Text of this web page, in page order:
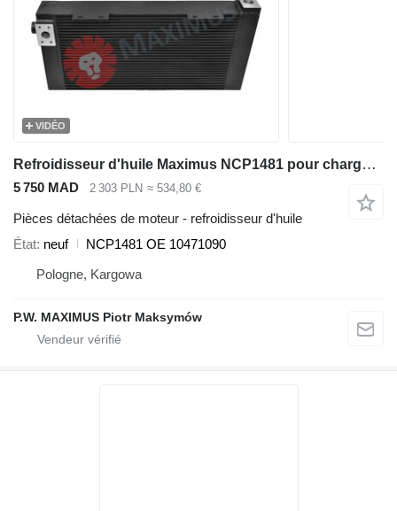
VIDÉO
Refroidisseur d'huile Maximus NCP1481 pour chargeuse sur pneus Liebherr L566 , L576 , L580
5 750 MAD 2 303 PLN ≈ 534,80 €
Pièces détachées de moteur - refroidisseur d'huile
État neuf
NCP1481 OE 10471090
Pologne, Kargowa
P.W. MAXIMUS Piotr Maksymów